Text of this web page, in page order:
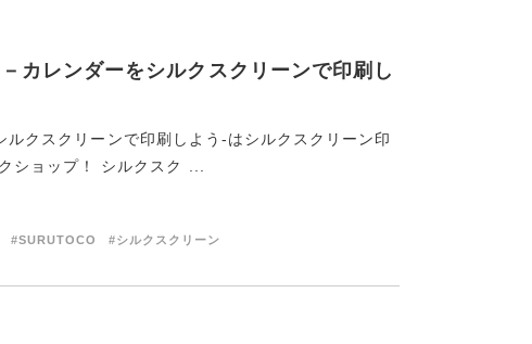
カレンダーをシルクスクリーンで印刷し
クスクリーンで印刷しよう-はシルクスクリーン印
ショップ！ シルクスク ...
#SURUTOCO #シルクスクリーン